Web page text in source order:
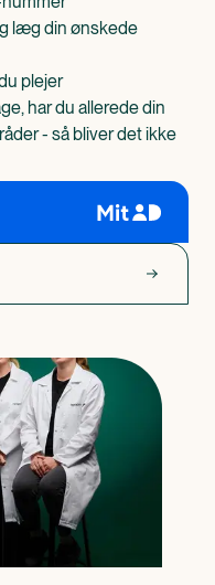
læg din ønskede
plejer
har du allerede din
- så bliver det ikke